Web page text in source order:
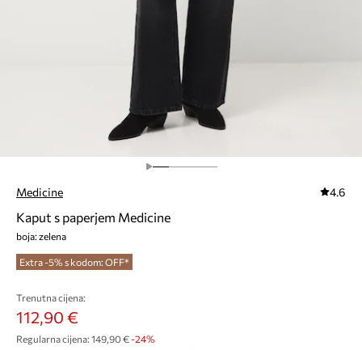
Medicine 4.6
Kaput s paperjem Medicine
boja: zelena
Extra -5% s kodom: OFF*
Trenutna cijena:
112,90 €
Regularna cijena: 149,90 €-24%